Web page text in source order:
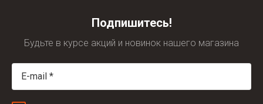
Подпишитесь!
Будьте в курсе акций и новинок нашего магазина